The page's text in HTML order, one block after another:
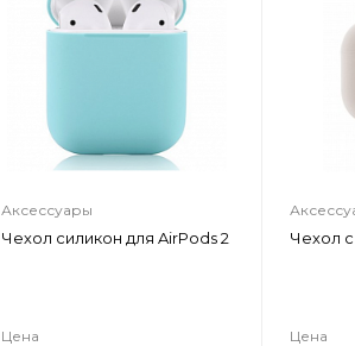
Аксессуары
Чехол силикон для AirPods 2
Цена
Чехол
Цена